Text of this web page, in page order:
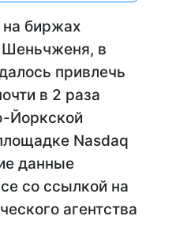
биржах
Шеньчженя, в
привлечь
в 2 раза
Йоркской
Nasdaq
данные
со ссылкой на
агентства